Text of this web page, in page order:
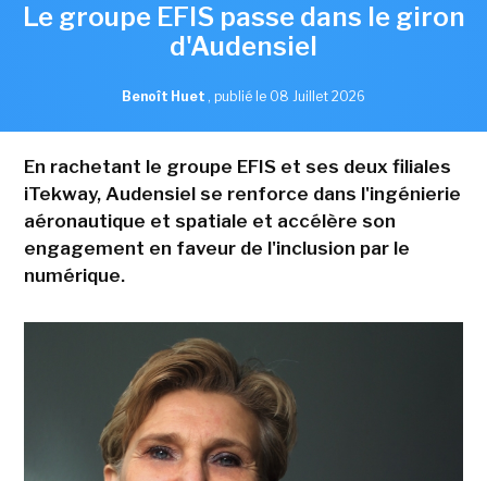
Le groupe EFIS passe dans le giron
d'Audensiel
Benoît Huet , publié le 08 Juillet 2026
En rachetant le groupe EFIS et ses deux filiales
iTekway, Audensiel se renforce dans l'ingénierie
aéronautique et spatiale et accélère son
engagement en faveur de l'inclusion par le
numérique.